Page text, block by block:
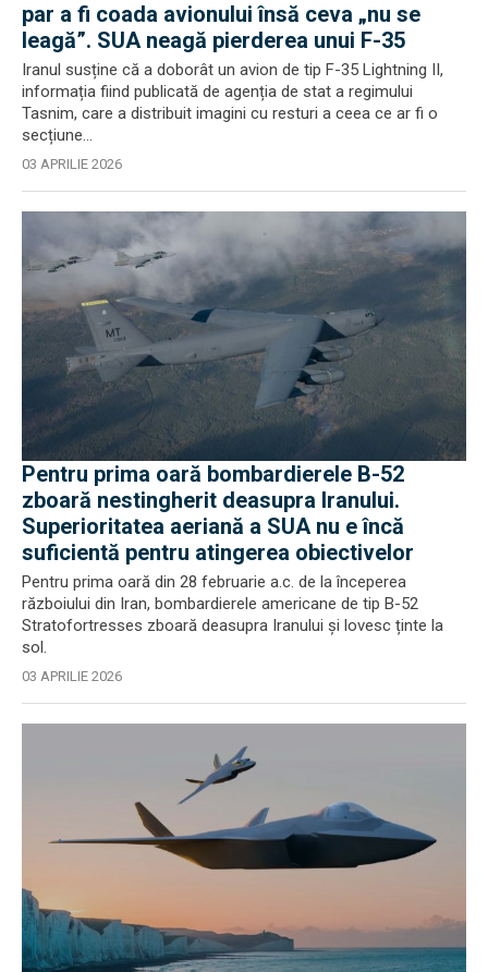
par a fi coada avionului însă ceva „nu se
leagă”. SUA neagă pierderea unui F-35
Iranul susține că a doborât un avion de tip F-35 Lightning II,
informația fiind publicată de agenția de stat a regimului
Tasnim, care a distribuit imagini cu resturi a ceea ce ar fi o
secțiune...
03 APRILIE 2026
Pentru prima oară bombardierele B-52
zboară nestingherit deasupra Iranului.
Superioritatea aeriană a SUA nu e încă
suficientă pentru atingerea obiectivelor
Pentru prima oară din 28 februarie a.c. de la începerea
războiului din Iran, bombardierele americane de tip B-52
Stratofortresses zboară deasupra Iranului și lovesc ținte la
sol.
03 APRILIE 2026